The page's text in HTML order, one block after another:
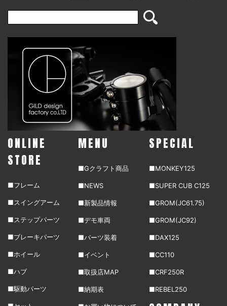
ONLINE
STORE
■フレーム
■スイングアーム
■ステップパーツ
■ブレーキパーツ
■ホイール
■ハブ
■駆動パーツ
MENU
■Gクラフト商品
■NEWS
■新製品情報
■デモ車両
■パーツ装着
■イベント
■取扱店MAP
■納期表
SPECIAL
■MONKEY125
■SUPER CUB C125
■GROM(JC61.75)
■GROM(JC92)
■DAX125
■CC110
■CRF250R
■REBEL250